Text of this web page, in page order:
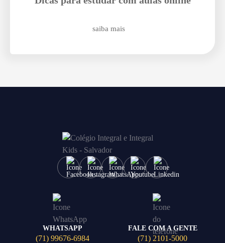
saiba mais
WHATSAPP
(71) 99676-6984
FALE COM A GENTE
(71) 2101-5000